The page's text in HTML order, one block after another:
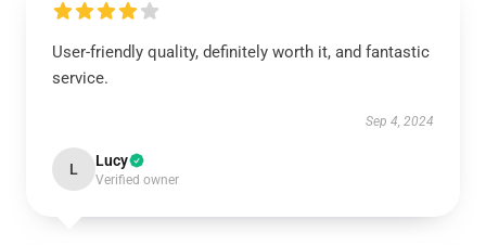
User-friendly quality, definitely worth it, and fantastic
service.
Sep 4, 2024
L Lucy
Verified owner